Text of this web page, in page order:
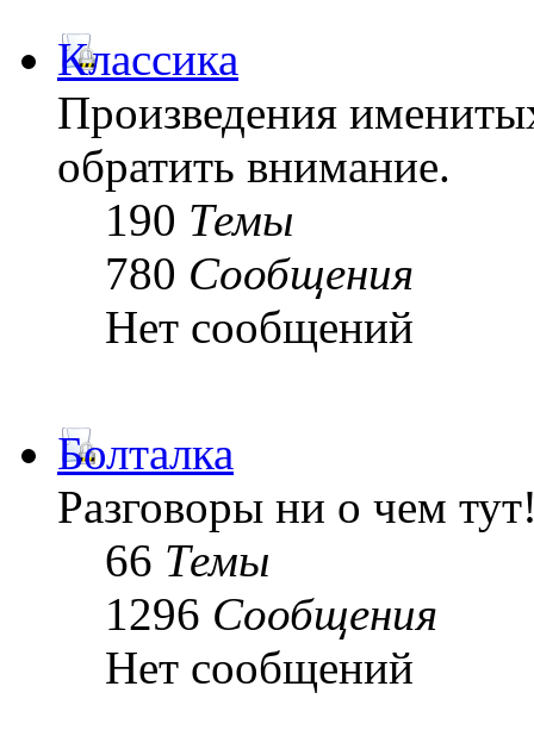
Классика
Произведения
обратить внимание.
190 Темы
780 Сообщения
Нет сообщений
Болталка
Разговоры ни о чем
66 Темы
1296 Сообщения
Нет сообщений